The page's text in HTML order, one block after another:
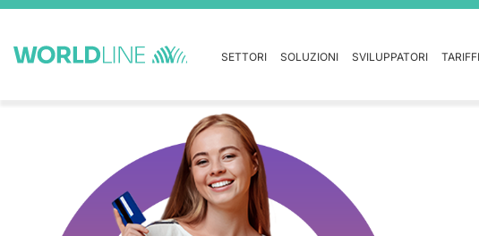
SETTORI SOLUZIONI SVILUPPATORI